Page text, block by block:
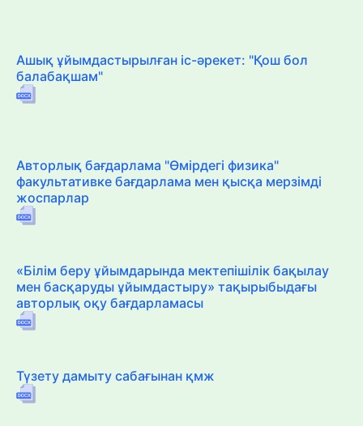
Ашық ұйымдастырылған іс-әрекет: "Қош бол
балабақшам"
Авторлық бағдарлама "Өмірдегі физика"
факультативке бағдарлама мен қысқа мерзімді
жоспарлар
«Білім беру ұйымдарында мектепішілік бақылау
мен басқаруды ұйымдастыру» тақырыбыдағы
авторлық оқу бағдарламасы
Түзету дамыту сабағынан қмж